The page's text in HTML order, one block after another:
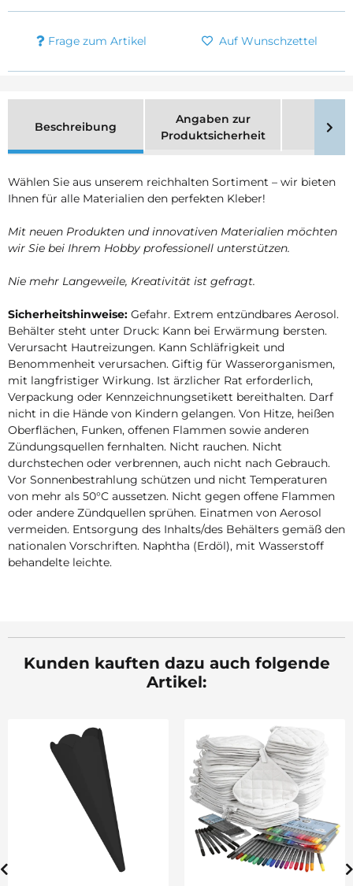
Frage zum Artikel Auf Wunschzettel
Beschreibung
Angaben zur
Produktsicherheit
Wählen Sie aus unserem reichhalten Sortiment – wir bieten
Ihnen für alle Materialien den perfekten Kleber!
Mit neuen Produkten und innovativen Materialien möchten
wir Sie bei Ihrem Hobby professionell unterstützen.
Nie mehr Langeweile, Kreativität ist gefragt.
Sicherheitshinweise: Gefahr. Extrem entzündbares Aerosol.
Behälter steht unter Druck: Kann bei Erwärmung bersten.
Verursacht Hautreizungen. Kann Schläfrigkeit und
Benommenheit verursachen. Giftig für Wasserorganismen,
mit langfristiger Wirkung. Ist ärzlicher Rat erforderlich,
Verpackung oder Kennzeichnungsetikett bereithalten. Darf
nicht in die Hände von Kindern gelangen. Von Hitze, heißen
Oberflächen, Funken, offenen Flammen sowie anderen
Zündungsquellen fernhalten. Nicht rauchen. Nicht
durchstechen oder verbrennen, auch nicht nach Gebrauch.
Vor Sonnenbestrahlung schützen und nicht Temperaturen
von mehr als 50°C aussetzen. Nicht gegen offene Flammen
oder andere Zündquellen sprühen. Einatmen von Aerosol
vermeiden. Entsorgung des Inhalts/des Behälters gemäß den
nationalen Vorschriften. Naphtha (Erdöl), mit Wasserstoff
behandelte leichte.
Kunden kauften dazu auch folgende
Artikel: